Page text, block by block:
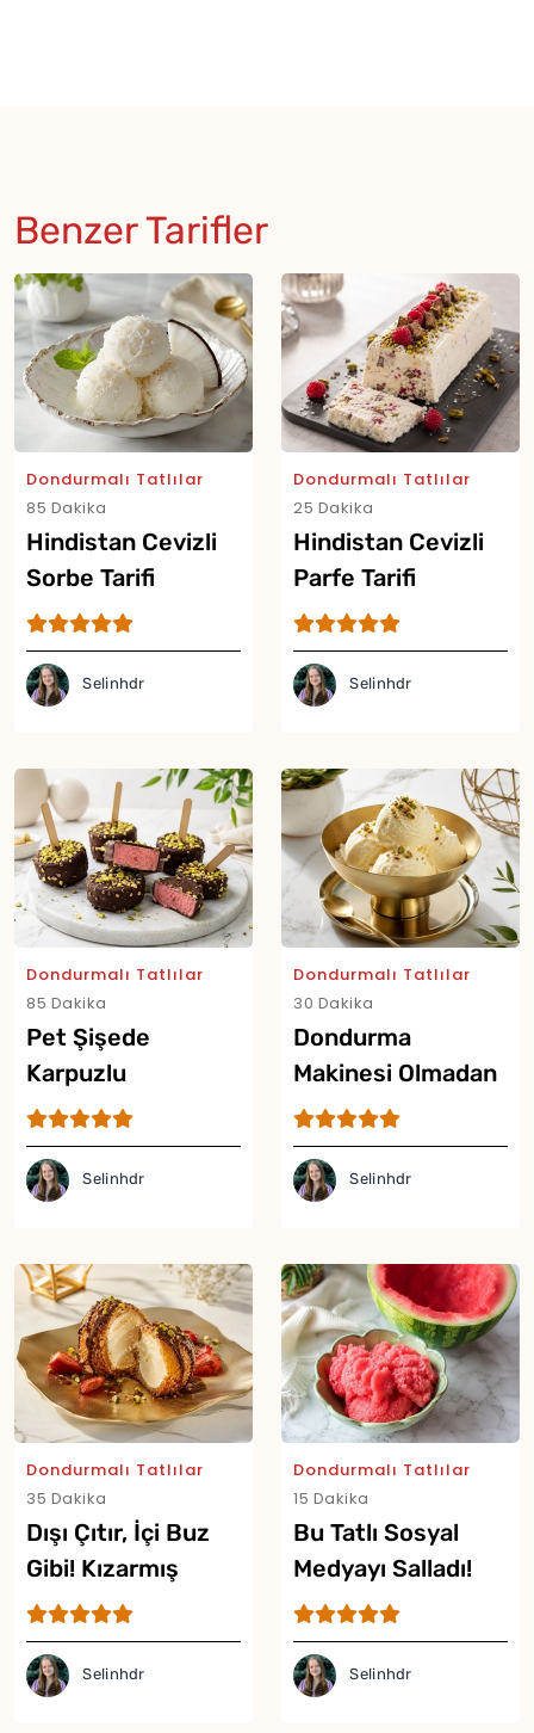
Benzer Tarifler
Dondurmalı Tatlılar
85 Dakika
Hindistan Cevizli
Sorbe Tarifi
Selinhdr
Dondurmalı Tatlılar
25 Dakika
Hindistan Cevizli
Parfe Tarifi
Selinhdr
Dondurmalı Tatlılar
85 Dakika
Pet Şişede
Karpuzlu
Dondurma Tarifi
Selinhdr
Dondurmalı Tatlılar
30 Dakika
Dondurma
Makinesi Olmadan
Sütlü Dondurma
Tarifi
Selinhdr
Dondurmalı Tatlılar
35 Dakika
Dışı Çıtır, İçi Buz
Gibi! Kızarmış
Dondurma Tarifi
Selinhdr
Dondurmalı Tatlılar
15 Dakika
Bu Tatlı Sosyal
Medyayı Salladı!
Viral Karpuzlu
Dondurma Tarifi
Selinhdr